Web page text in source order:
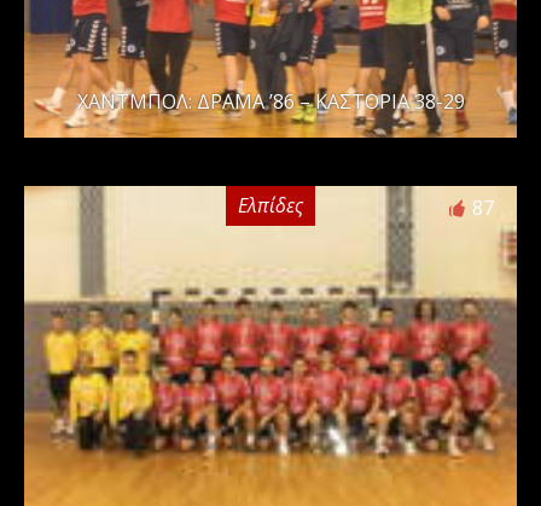
ΧΑΝΤΜΠΟΛ: ΔΡΑΜΑ ’86 – ΚΑΣΤΟΡΙΑ 38-29
Ελπίδες 87